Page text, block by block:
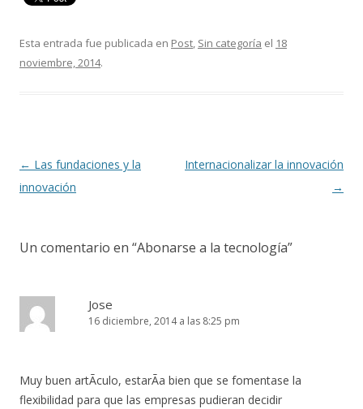
Esta entrada fue publicada en Post, Sin categoría el 18
noviembre, 2014.
Navegación
de
← Las fundaciones y la
innovación
Internacionalizar la innovación
→
Un comentario en “Abonarse a la tecnología”
Jose
16 diciembre, 2014 a las 8:25 pm
Muy buen artÃ­culo, estarÃ­a bien que se fomentase la
flexibilidad para que las empresas pudieran decidir